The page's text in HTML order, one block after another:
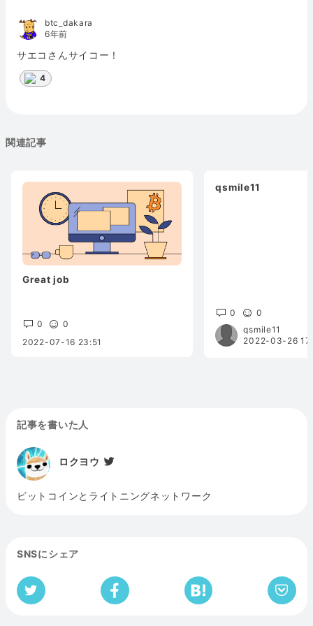
btc_dakara
6年前
サエコさんサイコー！
4
関連記事
Great job
0
0
2022-07-16 23:51
qsmile11
0
0
qsmile11
2022-03-26
記事を書いた人
ロクヨウ
ビットコインとライトニングネットワーク
SNSにシェア